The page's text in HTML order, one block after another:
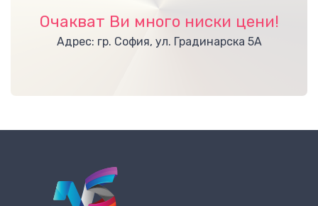
Очакват Ви много ниски цени!
Адрес: гр. София, ул. Градинарска 5А